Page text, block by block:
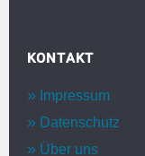
KONTAKT
Impressum
Datenschutz
Über uns